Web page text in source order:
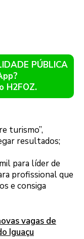
PÚBLICA
H2FOZ.
turismo”,
resultados;
para líder de
profissional que
e consiga
vagas de
Iguaçu